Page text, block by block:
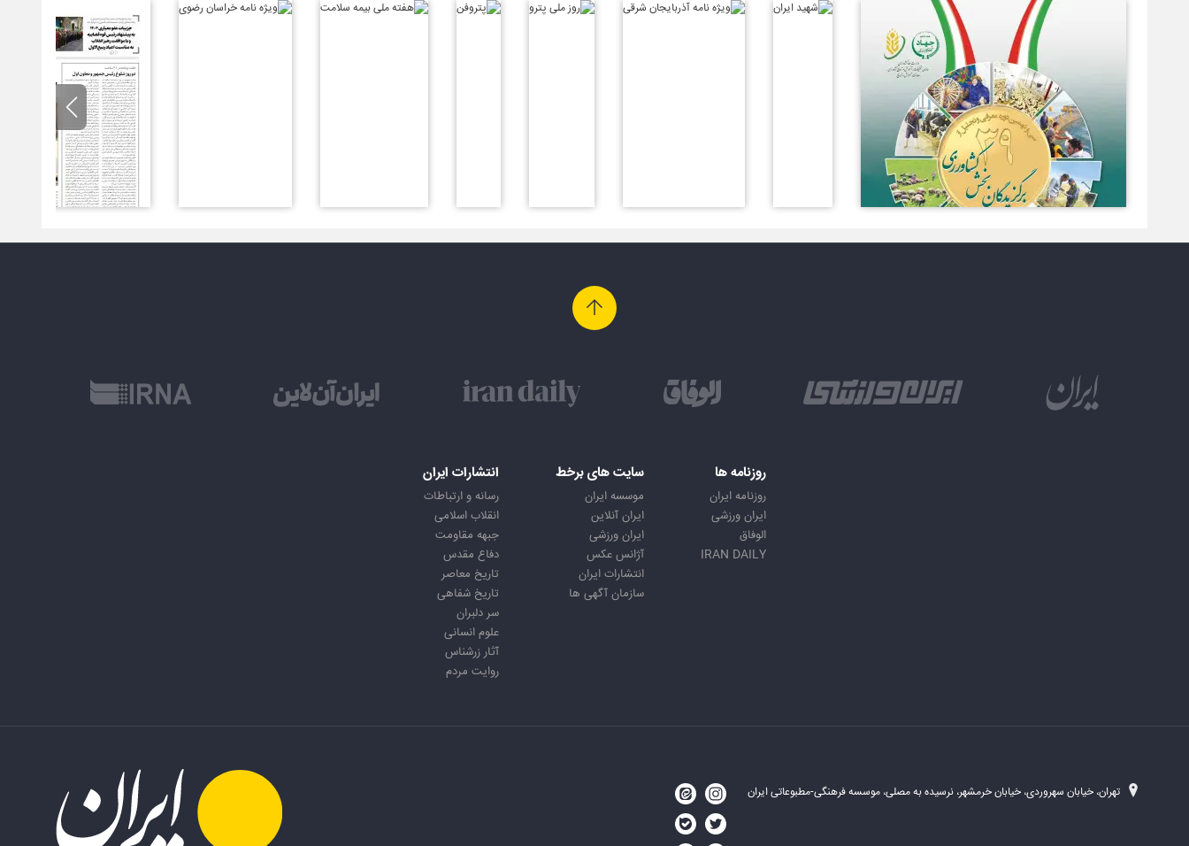
روزنامه ها
روزنامه ایران
ایران ورزشی
الوفاق
IRAN DAILY
سایت های برخط
موسسه ایران
ایران آنلاین
ایران ورزشی
آژانس عکس
انتشارات ایران
سازمان آگهی ها
انتشارات ایران
رسانه و ارتباطات
انقلاب اسلامی
جبهه مقاومت
دفاع مقدس
تاریخ معاصر
تاریخ شفاهی
سر دلبران
علوم انسانی
آثار زرشناس
روایت مردم
تهران، خیابان سهروردی، خیابان خرمشهر، نرسیده به مصلی، موسسه فرهنگی-مطبوعاتی ایران